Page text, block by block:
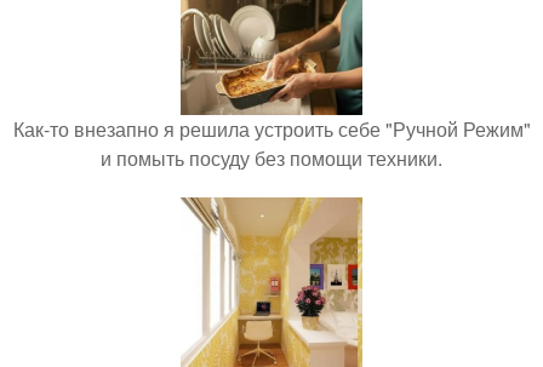
Как-то внезапно я решила устроить себе "Ручной Режим"
и помыть посуду без помощи техники.